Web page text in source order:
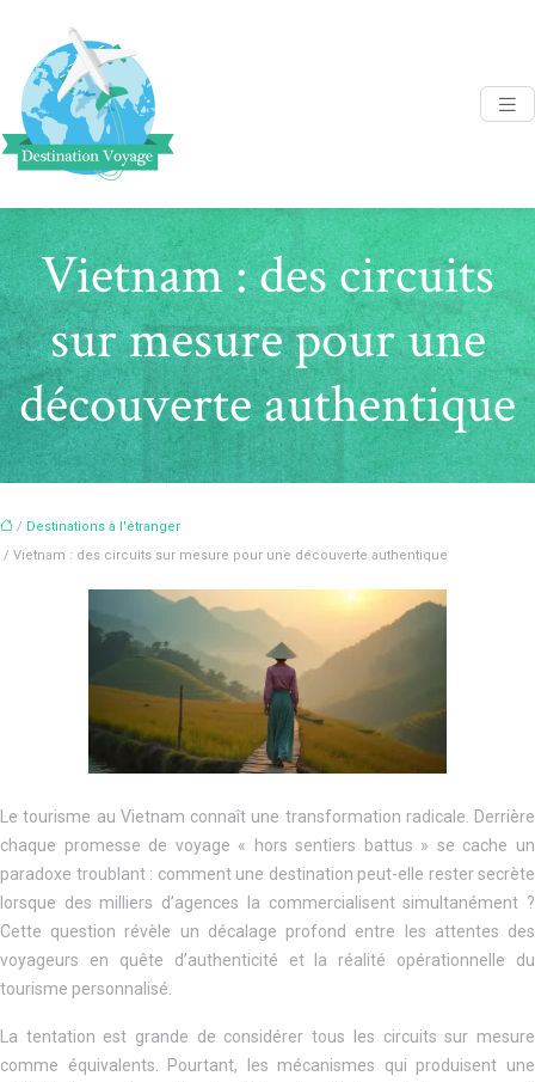
Vietnam : des circuits
sur mesure pour une
découverte authentique
/ Destinations à l'étranger
/ Vietnam : des circuits sur mesure pour une découverte authentique
Le tourisme au Vietnam connaît une transformation radicale. Derrière
chaque promesse de voyage « hors sentiers battus » se cache un
paradoxe troublant : comment une destination peut-elle rester secrète
lorsque des milliers d’agences la commercialisent simultanément ?
Cette question révèle un décalage profond entre les attentes des
voyageurs en quête d’authenticité et la réalité opérationnelle du
tourisme personnalisé.
La tentation est grande de considérer tous les circuits sur mesure
comme équivalents. Pourtant, les mécanismes qui produisent une